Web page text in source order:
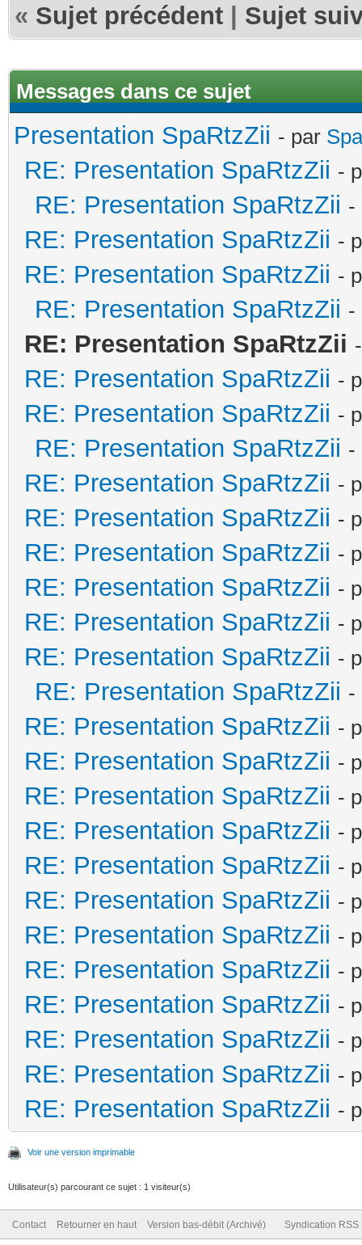
« Sujet précédent Sujet
Messages dans ce sujet
Presentation SpaRtzZii - par
RE: Presentation SpaRtzZii -
RE: Presentation SpaRtzZii -
RE: Presentation SpaRtzZii -
RE: Presentation SpaRtzZii -
RE: Presentation SpaRtzZii -
RE: Presentation SpaRtzZii
RE: Presentation SpaRtzZii -
RE: Presentation SpaRtzZii -
RE: Presentation SpaRtzZii -
RE: Presentation SpaRtzZii -
RE: Presentation SpaRtzZii -
RE: Presentation SpaRtzZii -
RE: Presentation SpaRtzZii -
RE: Presentation SpaRtzZii -
RE: Presentation SpaRtzZii -
RE: Presentation SpaRtzZii -
RE: Presentation SpaRtzZii -
RE: Presentation SpaRtzZii -
RE: Presentation SpaRtzZii -
RE: Presentation SpaRtzZii -
RE: Presentation SpaRtzZii -
RE: Presentation SpaRtzZii -
RE: Presentation SpaRtzZii -
RE: Presentation SpaRtzZii -
RE: Presentation SpaRtzZii -
RE: Presentation SpaRtzZii -
RE: Presentation SpaRtzZii -
RE: Presentation SpaRtzZii -
Voir une version imprimable
Utilisateur(s) parcourant ce sujet : 1 visiteur(s)
Contact Retourner en haut Version bas-débit (Archivé) Syndication RSS